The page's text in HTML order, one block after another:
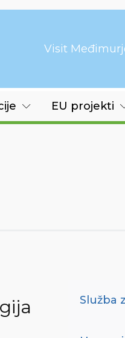
Visit
EU projekti
Služba